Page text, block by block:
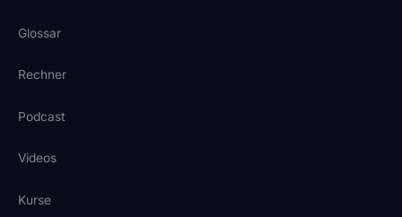
Glossar
Rechner
Podcast
Videos
Kurse